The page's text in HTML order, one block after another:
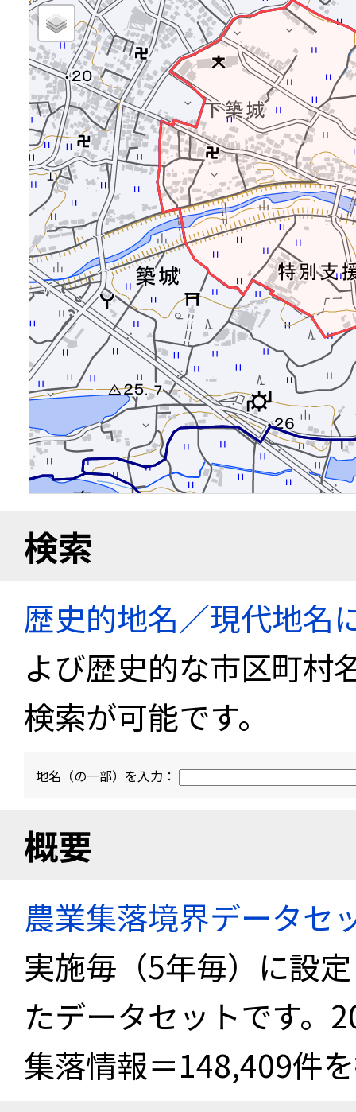
検索
歴史的地名／現代地名
よび歴史的な市区町村
検索が可能です。
地名（の一部）を入力：
概要
農業集落境界データセ
実施毎（5年毎）に設
たデータセットです。
集落情報＝148,409件